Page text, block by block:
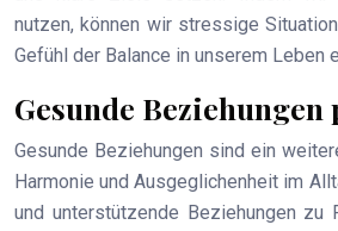
nutzen, können wir stressige
Gefühl der Balance in unserem Leben
Gesunde Beziehungen
Gesunde Beziehungen sind ein
Harmonie und Ausgeglichenheit im
und unterstützende Beziehungen zu